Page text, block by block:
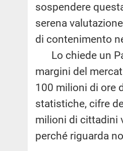
sospendere
serena
di contenimento
Lo chiede un
margini del
100 milioni di ore
statistiche, cifre
milioni di cittadini
perché riguarda